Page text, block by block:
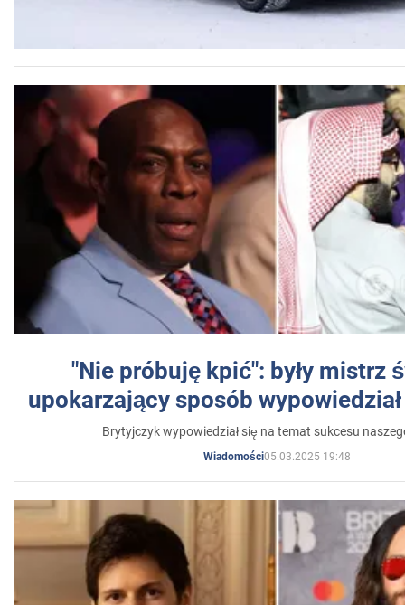
"Nie próbuję kpić": były mistrz
upokarzający sposób
Brytyjczyk wypowiedział się na temat sukcesu
Wiadomości05.03.2025 19:48